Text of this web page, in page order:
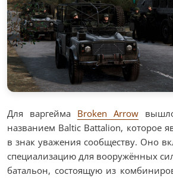
Для варгейма Broken Arrow
названием Baltic Battalion, которое
в знак уважения сообществу. Оно
специализацию для вооружённых
батальон, состоящую из